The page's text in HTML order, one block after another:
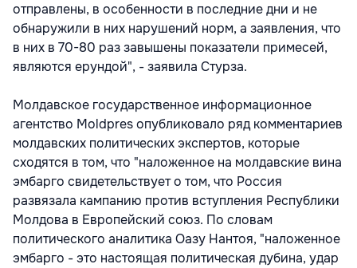
отправлены, в особенности в последние дни и не
обнаружили в них нарушений норм, а заявления, что
в них в 70-80 раз завышены показатели примесей,
являются ерундой", - заявила Стурза.
Молдавское государственное информационное
агентство Moldpres опубликовало ряд комментариев
молдавских политических экспертов, которые
сходятся в том, что "наложенное на молдавские вина
эмбарго свидетельствует о том, что Россия
развязала кампанию против вступления Республики
Молдова в Европейский союз. По словам
политического аналитика Оазу Нантоя, "наложенное
эмбарго - это настоящая политическая дубина, удар